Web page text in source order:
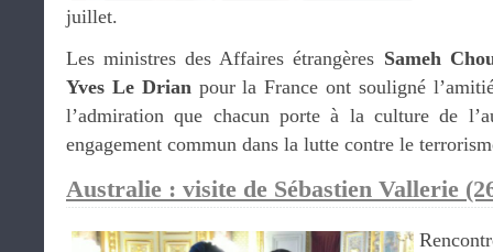
juillet.
Les ministres des Affaires étrangères Sameh
Yves Le Drianpour la France ont souligné
l’admiration que chacun porte à la culture de
engagement commun dans la lutte contre le
Australie : visite de Sébastien Vallerie